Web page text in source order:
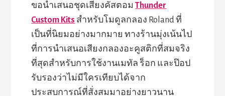
ขอนำเสนอชุดเสียงคัสตอมThunder
Custom Kits สำหรับโมดูลกลอง Roland ที่
เป็นที่นิยมอย่างมากมาย ทางร้านมุ่งเน้นไป
ที่การนำเสนอเสียงกลองอะคูสติกที่สมจริง
ที่สุดสำหรับการใช้งานเมทัล ร็อก และป๊อป
รับรองว่าไม่มีใครเทียบได้จาก
ประสบการณ์ที่สั่งสมมาอย่างยาวนาน